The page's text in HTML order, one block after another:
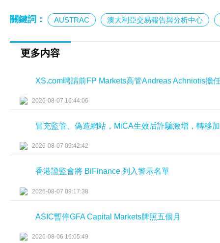
關鍵詞： AUSTRAC 澳大利亞交易報告與分析中心
更多内容
XS.com聘請前FP Markets高管Andreas Achniotis擔
2026-08-07 16:44:06
冒充監管、偽造網站，MiCA生效后詐騙激增，轉移
2026-08-07 09:42:42
香港證監會將 BiFinance 列入警示名單
2026-08-07 09:17:38
ASIC暫停GFA Capital Markets牌照五個月
2026-08-06 16:05:49